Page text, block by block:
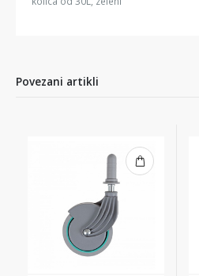
Povezani artikli